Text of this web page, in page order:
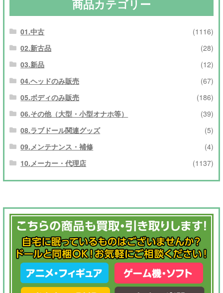
商品カテゴリー
01.中古
(1116)
02.新古品
(28)
03.新品
(12)
04.ヘッドのみ販売
(67)
05.ボディのみ販売
(186)
06.その他（大型・小型オナホ等）
(39)
08.ラブドール関連グッズ
(5)
09.メンテナンス・補修
(4)
10.メーカー・代理店
(1137)